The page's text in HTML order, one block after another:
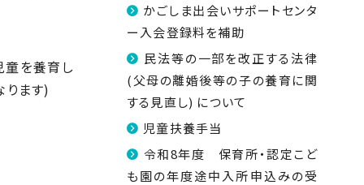
童を養育し
ります)
かごしま出会いサポートセンタ
ー入会登録料を補助
民法等の一部を改正する法律
(父母の離婚後等の子の養育に関
する見直し) について
児童扶養手当
令和8年度 保育所・認定こど
も園の年度途中入所申込みの受